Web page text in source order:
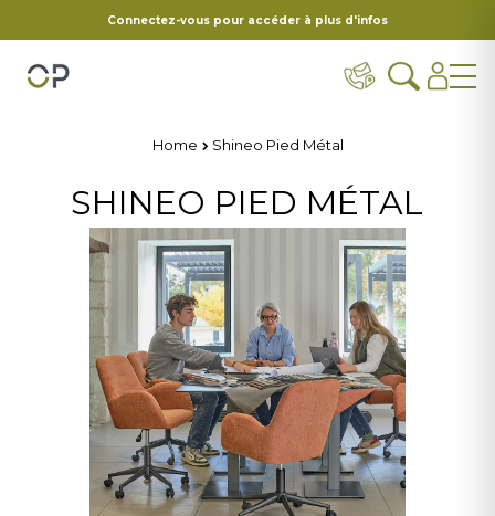
Connectez-vous pour accéder à plus d'infos
Home Shineo Pied Métal
SHINEO PIED MÉTAL